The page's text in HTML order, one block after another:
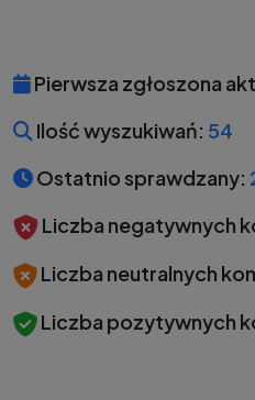
Pierwsza zgłoszona
Ilość wyszukiwań: 54
Ostatnio sprawdzany:
Liczba negatywnych
Liczba neutralnych
Liczba pozytywnych